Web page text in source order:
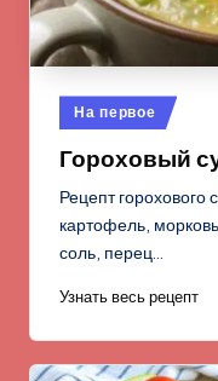
Опубликовано
в
На первое
Гороховый
Рецепт горохового
картофель,
соль, перец…
Узнать весь рецепт